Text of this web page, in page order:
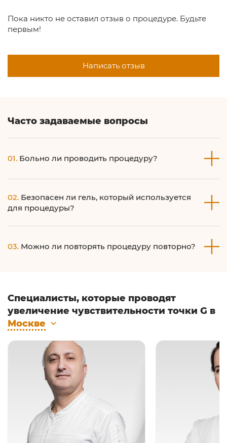
Пока никто не оставил отзыв о процедуре. Будьте
первым!
Написать отзыв
Часто задаваемые вопросы
01. Больно ли проводить процедуру?
Болезненность при процедуре отсутствует или слабо
выражена.
02. Безопасен ли гель, который используется
для процедуры?
В сети клиник профессора Юцковской применяются
только сертифицированные безопасные препараты. Сама
03. Можно ли повторять процедуру повторно?
Специалисты, которые проводят
увеличение чувствительности точки G в
Москве